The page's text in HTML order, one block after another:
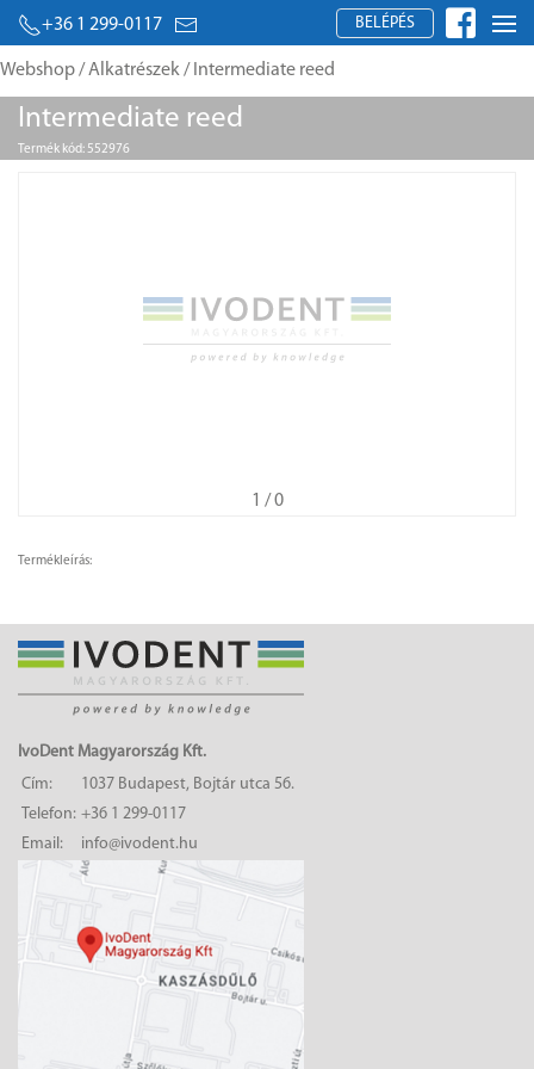
+36 1 299-0117 BELÉPÉS
Webshop/Alkatrészek/ Intermediate reed
Intermediate reed
Termék kód: 552976
1 / 0
Termékleírás:
IvoDent Magyarország Kft.
Cím:
1037 Budapest, Bojtár utca 56.
Telefon: +36 1 299-0117
Email:
info@ivodent.hu